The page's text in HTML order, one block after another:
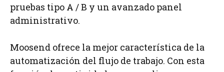
pruebas tipo A / B y un avanzado panel
administrativo.
Moosend ofrece la mejor característica de la
automatización del flujo de trabajo. Con esta